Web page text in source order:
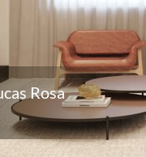
Rosa